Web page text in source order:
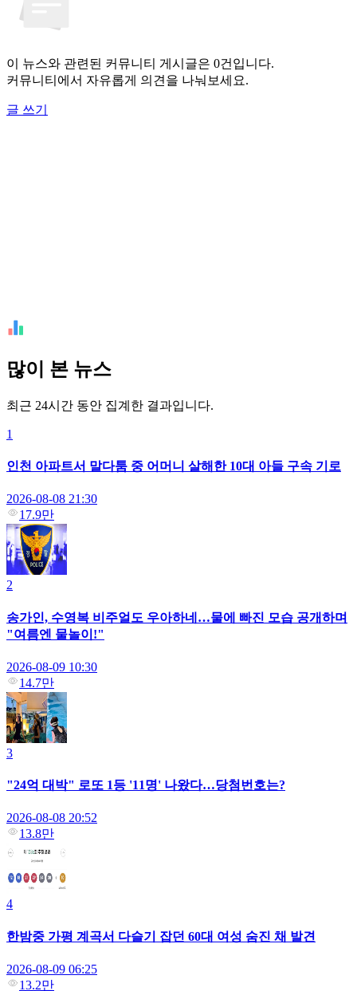
이 뉴스와 관련된 커뮤니티 게시글은 0건입니다.
커뮤니티에서 자유롭게 의견을 나눠보세요.
글 쓰기
많이 본 뉴스
최근 24시간 동안 집계한 결과입니다.
1
인천 아파트서 말다툼 중 어머니 살해한 10대 아들 구속 기로
2026-08-08 21:30
17.9만
2
송가인, 수영복 비주얼도 우아하네…물에 빠진 모습 공개하며
"여름엔 물놀이!"
2026-08-09 10:30
14.7만
3
"24억 대박" 로또 1등 '11명' 나왔다…당첨번호는?
2026-08-08 20:52
13.8만
4
한밤중 가평 계곡서 다슬기 잡던 60대 여성 숨진 채 발견
2026-08-09 06:25
13.2만